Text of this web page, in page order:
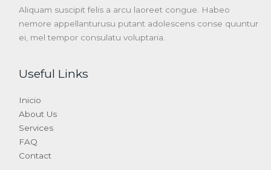
Aliquam suscipit felis a arcu laoreet congue. Habeo
nemore appellanturusu putant adolescens conse quuntur
ei, mel tempor consulatu voluptaria.
Useful Links
Inicio
About Us
Services
FAQ
Contact